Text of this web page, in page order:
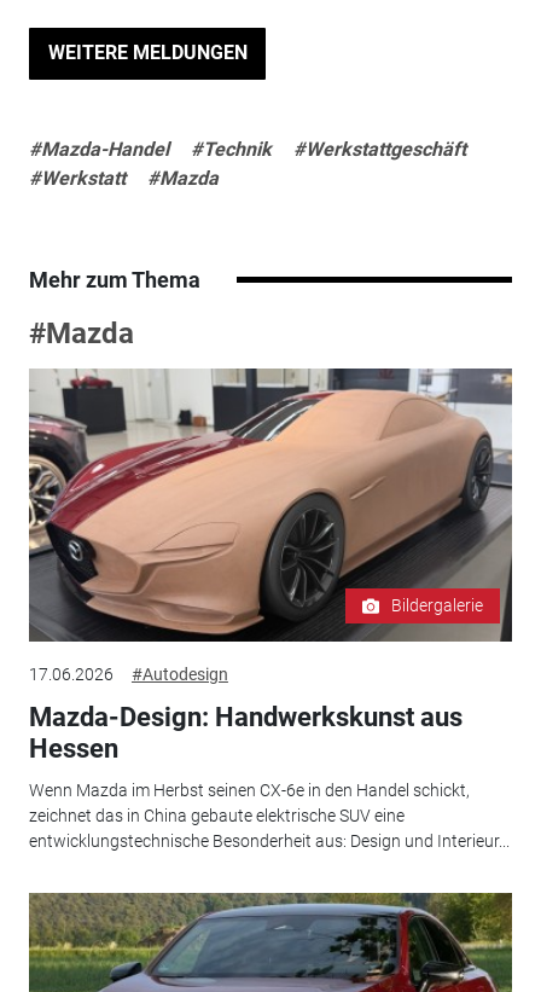
WEITERE MELDUNGEN
#Mazda-Handel #Technik
#Werkstattgeschäft
#Werkstatt
#Mazda
Mehr zum Thema
#Mazda
Bildergalerie
17.06.2026 #Autodesign
Mazda-Design: Handwerkskunst aus
Hessen
Wenn Mazda im Herbst seinen CX-6e in den Handel schickt,
zeichnet das in China gebaute elektrische SUV eine
entwicklungstechnische Besonderheit aus: Design und Interieur...